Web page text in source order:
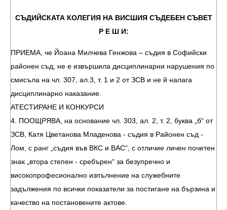
СЪДИЙСКАТА КОЛЕГИЯ НА ВИСШИЯ СЪДЕБЕН СЪВЕТ
Р Е Ш И:
ПРИЕМА, че Йоана Милчева Генжова – съдия в Софийски
районен съд, не е извършила дисциплинарни нарушения по
смисъла на чл. 307, ал.3, т. 1 и 2 от ЗСВ и не й налага
дисциплинарно наказание.
АТЕСТИРАНЕ И КОНКУРСИ
4. ПООЩРЯВА, на основание чл. 303, ал. 2, т. 2, буква „б“ от
ЗСВ, Катя Цветанова Младенова - съдия в Районен съд -
Лом, с ранг „съдия във ВКС и ВАС“, с отличие личен почетен
знак „втора степен - сребърен“ за безупречно и
високопрофесионално изпълнение на служебните
задължения по всички показатели за постигане на бързина и
качество на постановените актове.